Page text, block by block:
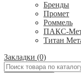
Бренды
Промет
Роммель
ПАКС-
Титан
Закладки (0)